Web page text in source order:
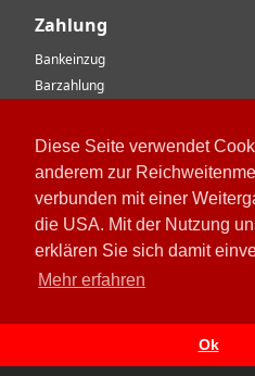
Diese Seite verwendet
anderem zur
verbunden mit einer
die USA. Mit der Nutzung
erklären Sie sich damit
Mehr erfahren
Ok
Zahlung
Bankeinzug
Barzahlung
EC-Karte
Kreditkarte
Rechnung
Paypal
Datenschutz